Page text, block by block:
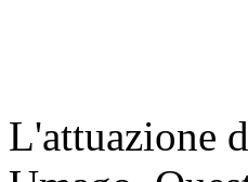
L'attuazione